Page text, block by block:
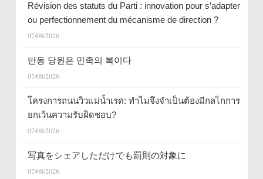
Révision des statuts du Parti : innovation pour s’adapter
ou perfectionnement du mécanisme de direction ?
07/08/2026
반동 당원은 민족의 복이다
07/08/2026
โครงการถนนวิวแม่น้ำเรด: ทำไมจึงจำเป็นต้องมีกลไกการ
ยกเว้นความรับผิดชอบ?
07/08/2026
写真をシェアしただけでも罰則の対象に
07/08/2026